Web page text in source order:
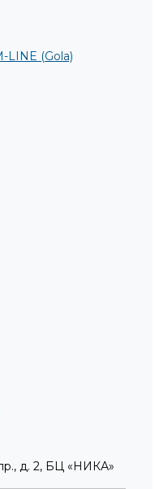
LINE (Gola)
д. 2, БЦ «НИКА»